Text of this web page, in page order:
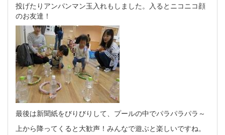
投げたりアンパンマン玉入れもしました。入るとニコニコ顔
のお友達！
最後は新聞紙をびりびりして、プールの中でパラパラパラ～
上から降ってくると大歓声！みんなで遊ぶと楽しいですね。